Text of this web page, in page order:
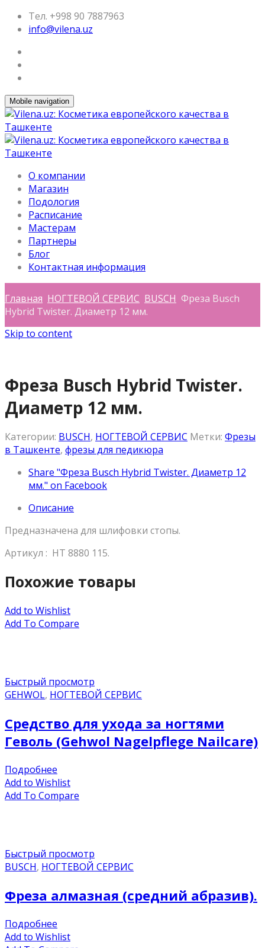
Тел. +998 90 7887963
info@vilena.uz
Mobile navigation
О компании
Магазин
Подология
Расписание
Мастерам
Партнеры
Блог
Контактная информация
Главная НОГТЕВОЙ СЕРВИС BUSCH Фреза Busch
Hybrid Twister. Диаметр 12 мм.
Skip to content
Фреза Busch Hybrid Twister.
Диаметр 12 мм.
Категории: BUSCH, НОГТЕВОЙ СЕРВИС Метки: Фрезы
в Ташкенте, фрезы для педикюра
Share "Фреза Busch Hybrid Twister. Диаметр 12
мм." on Facebook
Описание
Предназначена для шлифовки стопы.
Артикул : HT 8880 115.
Похожие товары
Add to Wishlist
Add To Compare
Быстрый просмотр
GEHWOL, НОГТЕВОЙ СЕРВИС
Средство для ухода за ногтями
Геволь (Gehwol Nagelpflege Nailcare)
Подробнее
Add to Wishlist
Add To Compare
Быстрый просмотр
BUSCH, НОГТЕВОЙ СЕРВИС
Фреза алмазная (средний абразив).
Подробнее
Add to Wishlist